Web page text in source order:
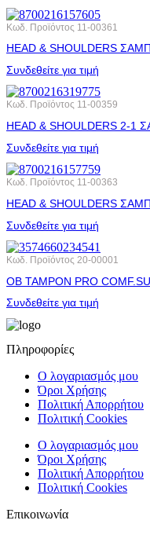
Κωδ. Προϊόντος 11-00361
HEAD & SHOULDERS
Συνδεθείτε για τιμή
Κωδ. Προϊόντος 11-00359
HEAD & SHOULDERS 2-1
Συνδεθείτε για τιμή
Κωδ. Προϊόντος 11-00363
HEAD & SHOULDERS
Συνδεθείτε για τιμή
Κωδ. Προϊόντος 20-00001
OB ΤΑΜΡΟΝ PRO
Συνδεθείτε για τιμή
Πληροφορίες
Ο λογαριασμός μου
Όροι Χρήσης
Πολιτική Απορρήτου
Πολιτική Cookies
Ο λογαριασμός μου
Όροι Χρήσης
Πολιτική Απορρήτου
Πολιτική Cookies
Επικοινωνία